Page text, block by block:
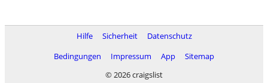
Hilfe Sicherheit
Datenschutz
Bedingungen
Impressum App
Sitemap
© 2026 craigslist